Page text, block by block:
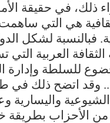
ذلك، في حقيقة
هي التي ساهمت
فبالنسبة لشكل
العربية التي
للسلطة وإدارة
وقد اتضح ذلك في
واليسارية
من الأحزاب